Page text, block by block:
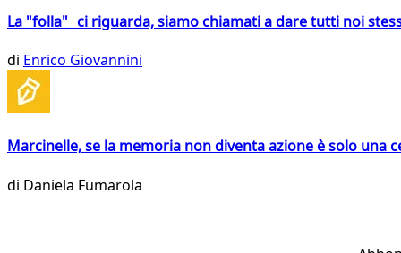
La "folla" ci riguarda, siamo chiamati a dare tutti noi
di Enrico Giovannini
Marcinelle, se la memoria non diventa azione è solo una
di Daniela Fumarola